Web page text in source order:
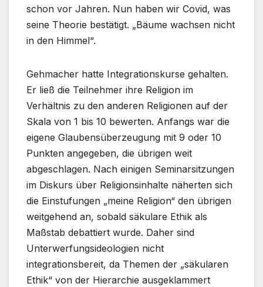
schon vor Jahren. Nun haben wir Covid, was
seine Theorie bestätigt. „Bäume wachsen nicht
in den Himmel“.
Gehmacher hatte Integrationskurse gehalten.
Er ließ die Teilnehmer ihre Religion im
Verhältnis zu den anderen Religionen auf der
Skala von 1 bis 10 bewerten. Anfangs war die
eigene Glaubensüberzeugung mit 9 oder 10
Punkten angegeben, die übrigen weit
abgeschlagen. Nach einigen Seminarsitzungen
im Diskurs über Religionsinhalte näherten sich
die Einstufungen „meine Religion“ den übrigen
weitgehend an, sobald säkulare Ethik als
Maßstab debattiert wurde. Daher sind
Unterwerfungsideologien nicht
integrationsbereit, da Themen der „säkularen
Ethik“ von der Hierarchie ausgeklammert